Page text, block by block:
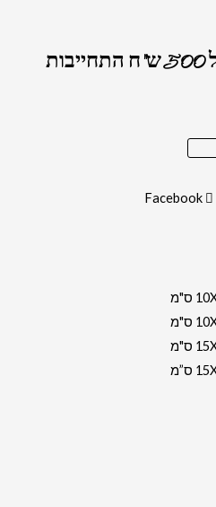
משלוח חינם בקנייה מעל 500 ש"ח התחייבות
Facebook